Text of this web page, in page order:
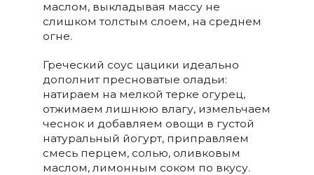
маслом, выкладывая массу не
слишком толстым слоем, на среднем
огне.
Греческий соус цацики идеально
дополнит пресноватые оладьи:
натираем на мелкой терке огурец,
отжимаем лишнюю влагу, измельчаем
чеснок и добавляем овощи в густой
натуральный йогурт, приправляем
смесь перцем, солью, оливковым
маслом, лимонным соком по вкусу.